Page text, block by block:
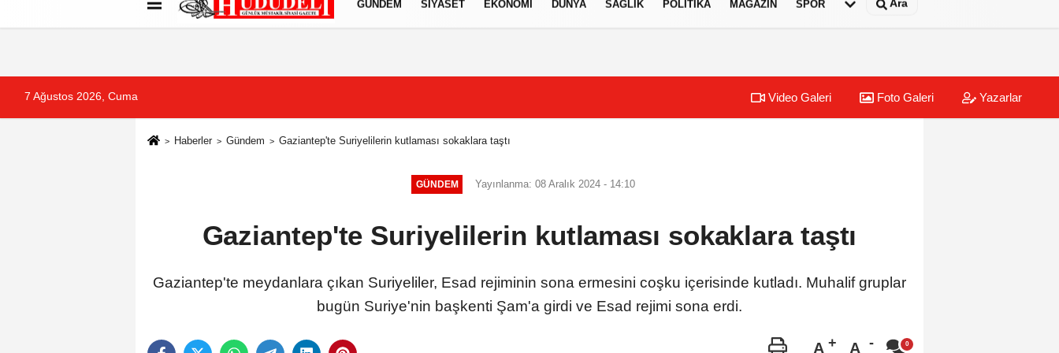
Künye İletişim Çerez Politikası
GÜNDEM SIYASET EKONOMI DÜNYA SAĞLIK POLITIKA MAGAZIN SPOR Ara
7 Ağustos 2026, Cuma Video Galeri Foto Galeri Yazarlar
Haberler Gündem Gaziantep'te Suriyelilerin kutlaması sokaklara taştı
GÜNDEM Yayınlanma: 08 Aralık 2024 - 14:10
Gaziantep'te Suriyelilerin kutlaması sokaklara taştı
Gaziantep'te meydanlara çıkan Suriyeliler, Esad rejiminin sona ermesini coşku içerisinde kutladı. Muhalif gruplar
bugün Suriye'nin başkenti Şam'a girdi ve Esad rejimi sona erdi.
A A